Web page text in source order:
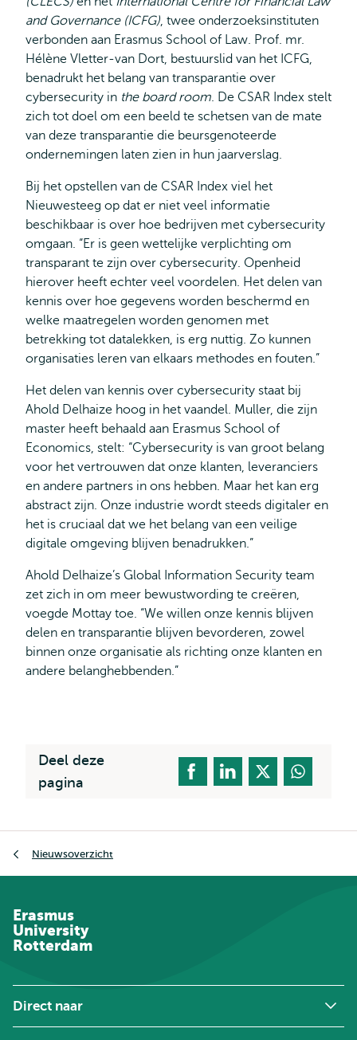
and Governance (ICFG), twee onderzoeksinstituten
verbonden aan Erasmus School of Law. Prof. mr.
Hélène Vletter-van Dort, bestuurslid van het ICFG,
benadrukt het belang van transparantie over
cybersecurity in the board room. De CSAR Index stelt
zich tot doel om een beeld te schetsen van de mate
van deze transparantie die beursgenoteerde
ondernemingen laten zien in hun jaarverslag.
Bij het opstellen van de CSAR Index viel het
Nieuwesteeg op dat er niet veel informatie
beschikbaar is over hoe bedrijven met cybersecurity
omgaan. “Er is geen wettelijke verplichting om
transparant te zijn over cybersecurity. Openheid
hierover heeft echter veel voordelen. Het delen van
kennis over hoe gegevens worden beschermd en
welke maatregelen worden genomen met
betrekking tot datalekken, is erg nuttig. Zo kunnen
organisaties leren van elkaars methodes en fouten.”
Het delen van kennis over cybersecurity staat bij
Ahold Delhaize hoog in het vaandel. Muller, die zijn
master heeft behaald aan Erasmus School of
Economics, stelt: “Cybersecurity is van groot belang
voor het vertrouwen dat onze klanten, leveranciers
en andere partners in ons hebben. Maar het kan erg
abstract zijn. Onze industrie wordt steeds digitaler en
het is cruciaal dat we het belang van een veilige
digitale omgeving blijven benadrukken.”
Ahold Delhaize’s Global Information Security team
zet zich in om meer bewustwording te creëren,
voegde Mottay toe. “We willen onze kennis blijven
delen en transparantie blijven bevorderen, zowel
binnen onze organisatie als richting onze klanten en
andere belanghebbenden.”
Deel deze
pagina
Nieuwsoverzicht
Erasmus
University
Rotterdam
Direct naar